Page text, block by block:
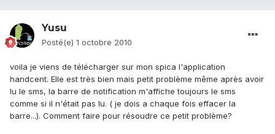
Yusu
Posté(e) 1 octobre 2010
voila je viens de télécharger sur mon spica l'application
handcent. Elle est très bien mais petit problème même après avoir
lu le sms, la barre de notification m'affiche toujours le sms
comme si il n'était pas lu. ( je dois a chaque fois effacer la
barre...). Comment faire pour résoudre ce petit problème?